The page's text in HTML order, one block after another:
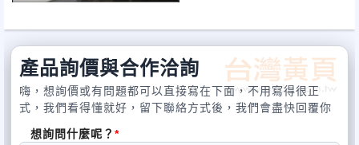
完美的呈現，共使用128片高亮度LED
電路板，每片電路板撘配16顆高亮度
節能，在高亮度的燈光下又節省能
產品詢價與合作洽詢
嗨，想詢價或有問題都可以直接寫在下面，不用寫得很正
式，我們看得懂就好，留下聯絡方式後，我們會盡快回覆你
想詢問什麼呢？